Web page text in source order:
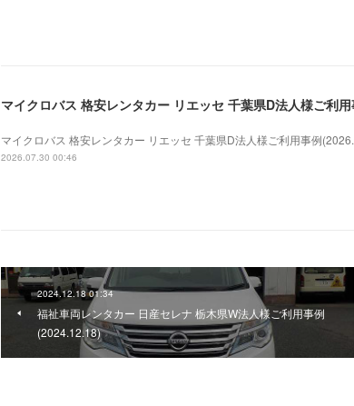
マイクロバス 格安レンタカー リエッセ 千葉県D法人様ご利
マイクロバス 格安レンタカー リエッセ 千葉県D法人様ご利用事例
2026.07.30 00:46
2024.12.18 01:34
福祉車両レンタカー 日産セレナ 栃木県W法人様ご利用事例
(2024.12.18)